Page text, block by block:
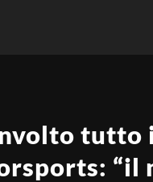
tutto
“il